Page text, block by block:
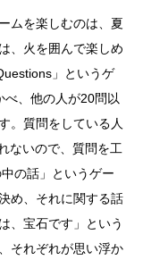
ムを楽しむのは、夏
、火を囲んで楽しめ
」というゲ
、他の人が20問以
。質問をしている人
ないので、質問を工
の話」というゲー
め、それに関する話
、宝石です」という
それぞれが思い浮か